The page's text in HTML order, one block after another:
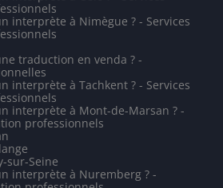
interprète à Nimègue ? - Services
traduction en venda ? -
interprète à Tachkent ? - Services
interprète à Mont-de-Marsan ? -
professionnels
sur-Seine
interprète à Nuremberg ? -